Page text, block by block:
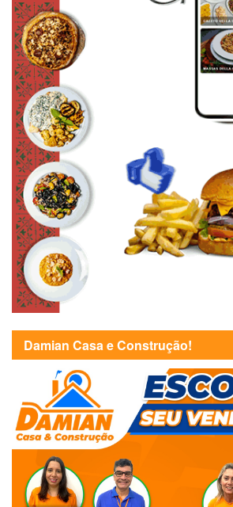
Damian Casa e Construção!